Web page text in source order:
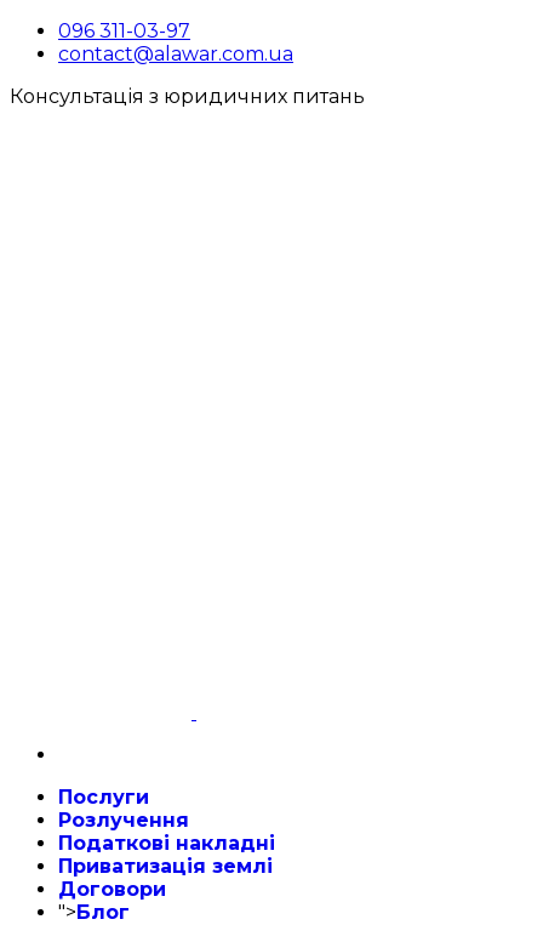
096 311-03-97
contact@alawar.com.ua
Консультація з юридичних питань
Послуги
Розлучення
Податкові накладні
Приватизація землі
Договори
">Блог